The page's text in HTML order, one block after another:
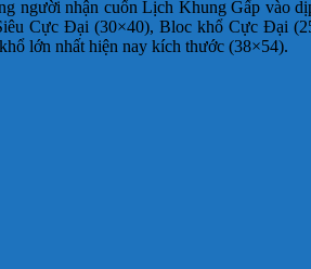
người nhận cuốn Lịch Khung Gấp
Cực Đại (30×40), Bloc khổ Cực Đại
lớn nhất hiện nay kích thước (38×54).